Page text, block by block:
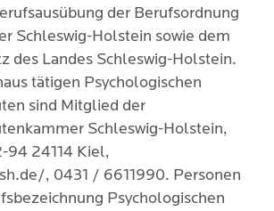
der Berufsordnung
Schleswig-Holstein sowie dem
des Landes Schleswig-Holstein.
tätigen Psychologischen
sind Mitglied der
Schleswig-Holstein,
94 24114 Kiel,
, 0431 / 6611990. Personen
Psychologischen